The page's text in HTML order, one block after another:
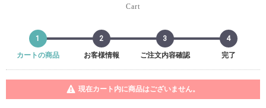
Cart
1
カートの商品
2
お客様情報
3
ご注文内容確認
4
完了
現在カート内に商品はございません。